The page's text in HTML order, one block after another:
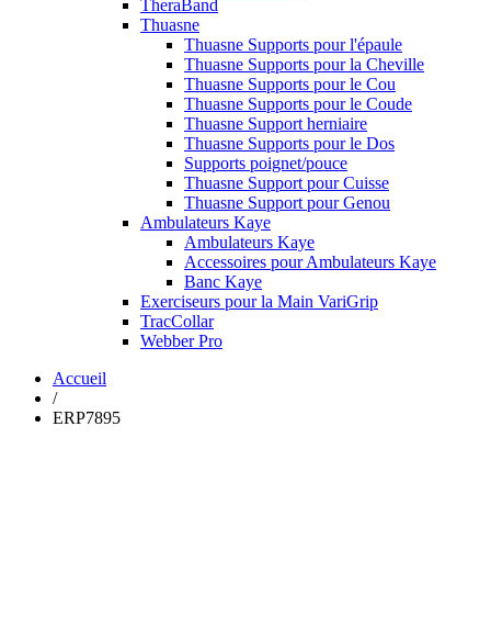
TheraBand
Thuasne
Thuasne Supports pour l'épaule
Thuasne Supports pour la Cheville
Thuasne Supports pour le Cou
Thuasne Supports pour le Coude
Thuasne Support herniaire
Thuasne Supports pour le Dos
Supports poignet/pouce
Thuasne Support pour Cuisse
Thuasne Support pour Genou
Ambulateurs Kaye
Ambulateurs Kaye
Accessoires pour Ambulateurs Kaye
Banc Kaye
Exerciseurs pour la Main VariGrip
TracCollar
Webber Pro
Accueil
/
ERP7895